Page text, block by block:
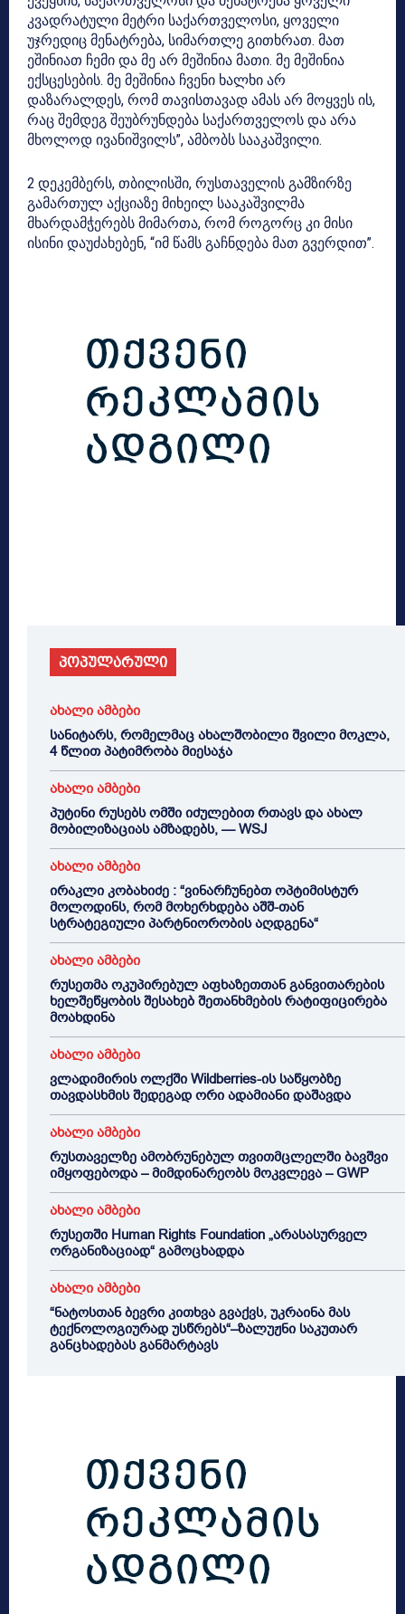
კვადრატული მეტრი საქართველოსი, ყოველი
უჯრედიც მენატრება, სიმართლე გითხრათ. მათ
ეშინიათ ჩემი და მე არ მეშინია მათი. მე მეშინია
ექსცესების. მე მეშინია ჩვენი ხალხი არ
დაზარალდეს, რომ თავისთავად ამას არ მოყვეს ის,
რაც შემდეგ შეუბრუნდება საქართველოს და არა
მხოლოდ ივანიშვილს”, ამბობს სააკაშვილი.
2 დეკემბერს, თბილისში, რუსთაველის გამზირზე
გამართულ აქციაზე მიხეილ სააკაშვილმა
მხარდამჭერებს მიმართა, რომ როგორც კი მისი
ისინი დაუძახებენ, “იმ წამს გაჩნდება მათ გვერდით”.
პოპულარული
ახალი ამბები
სანიტარს, რომელმაც ახალშობილი შვილი მოკლა,
4 წლით პატიმრობა მიესაჯა
ახალი ამბები
პუტინი რუსებს ომში იძულებით რთავს და ახალ
მობილიზაციას ამზადებს, — WSJ
ახალი ამბები
ირაკლი კობახიძე : “ვინარჩუნებთ ოპტიმისტურ
მოლოდინს, რომ მოხერხდება აშშ-თან
სტრატეგიული პარტნიორობის აღდგენა“
ახალი ამბები
რუსეთმა ოკუპირებულ აფხაზეთთან განვითარების
ხელშეწყობის შესახებ შეთანხმების რატიფიცირება
მოახდინა
ახალი ამბები
ვლადიმირის ოლქში Wildberries-ის საწყობზე
თავდასხმის შედეგად ორი ადამიანი დაშავდა
ახალი ამბები
რუსთაველზე ამობრუნებულ თვითმცლელში ბავშვი
იმყოფებოდა – მიმდინარეობს მოკვლევა – GWP
ახალი ამბები
რუსეთში Human Rights Foundation „არასასურველ
ორგანიზაციად“ გამოცხადდა
ახალი ამბები
“ნატოსთან ბევრი კითხვა გვაქვს, უკრაინა მას
ტექნოლოგიურად უსწრებს“–ზალუჟნი საკუთარ
განცხადებას განმარტავს